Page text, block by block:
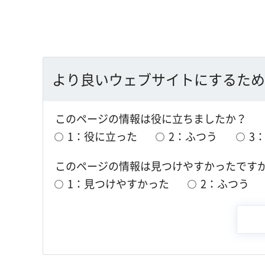
より良いウェブサイトにするた
このページの情報は役に立ちましたか？
1：役に立った
2：ふつう
3
このページの情報は見つけやすかったです
1：見つけやすかった
2：ふつう